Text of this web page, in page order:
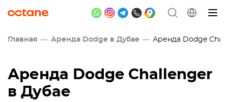
Главная Аренда Dodge в Дубае Аренда Dodge
Аренда Dodge Challenger
в Дубае